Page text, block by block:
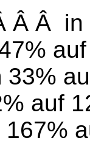
Â Â
33%
auf